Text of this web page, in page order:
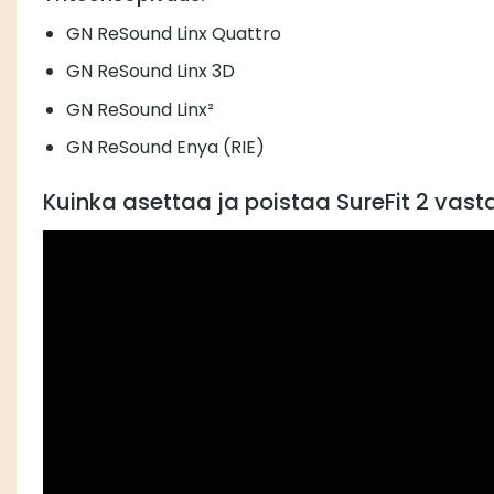
GN ReSound Linx Quattro
GN ReSound Linx 3D
GN ReSound Linx²
GN ReSound Enya (RIE)
Kuinka asettaa ja poistaa SureFit 2